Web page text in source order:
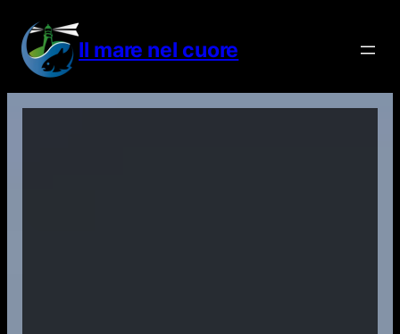
contenuto
Il mare nel cuore